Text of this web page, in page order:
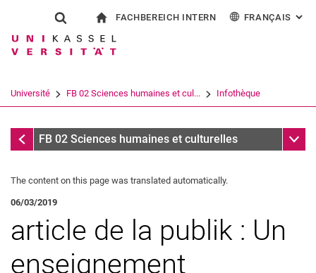
Jump directly to: content
Jump directly to: search
Jump directly to: main
Show search form
Search term
Search (opens an external link in a
FACHBEREICH INTERN FRANÇAIS :
Italiano
Université FB 02 Sciences humaines et cul... Infothèque
Infothèque
FB 02 Sciences humaines et culturelles Sub
The content on this page was translated automatically.
06/03/2019
article de la publik : Un
enseignement